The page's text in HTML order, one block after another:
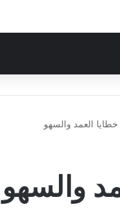
خطايا العمد والسهو
والسهو